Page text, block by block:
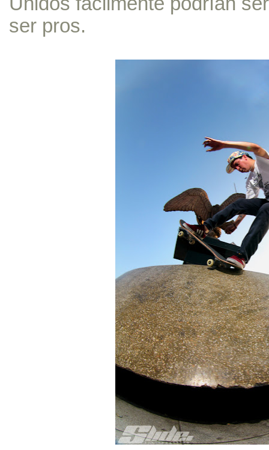
ser pros.